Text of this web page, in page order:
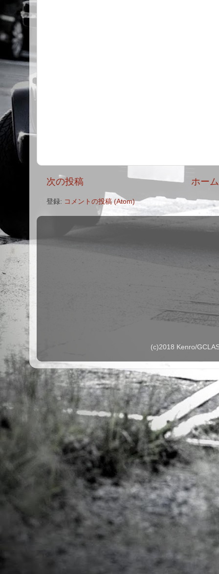
次の投稿 ホーム
登録: コメントの投稿 (Atom)
(c)2018 Kenro/